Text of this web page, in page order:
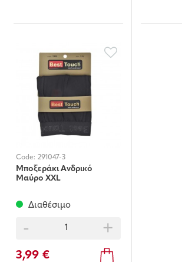
Code: 291047-3
Μποξεράκι Ανδρικό
Μαύρο XXL
Διαθέσιμο
- +
3,99 €